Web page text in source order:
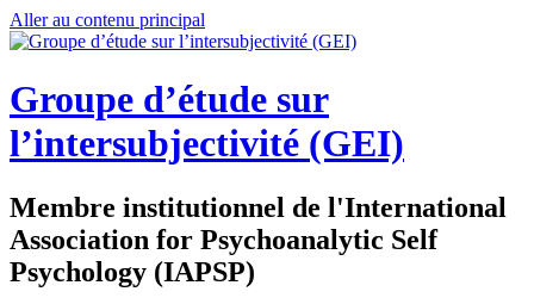
Aller au contenu principal
Groupe d’étude sur
l’intersubjectivité (GEI)
Membre institutionnel de l'International
Association for Psychoanalytic Self
Psychology (IAPSP)